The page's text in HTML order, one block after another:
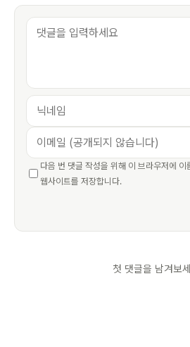
다음 번 댓글 작성을 위해 이 브라우저에 이
웹사이트를 저장합니다.
첫 댓글을 남겨보